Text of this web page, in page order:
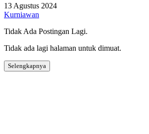
13 Agustus 2024
Kurniawan
Tidak Ada Postingan Lagi.
Tidak ada lagi halaman untuk dimuat.
Selengkapnya